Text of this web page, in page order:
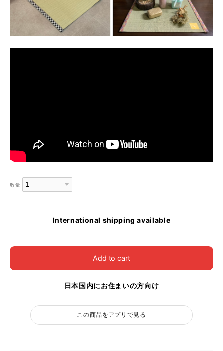
数量
International shipping available
Add to cart
日本国内にお住まいの方向け
この商品をアプリで見る